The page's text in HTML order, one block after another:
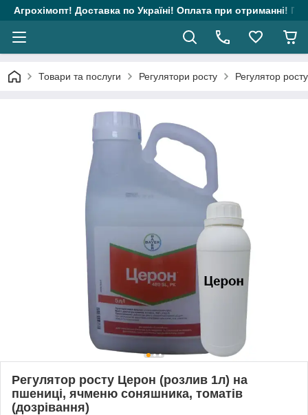
Агрохімопт! Доставка по Україні! Оплата при отриманні!
Товари та послуги Регулятори росту Регулятор
Регулятор росту Церон (розлив 1л) на
пшениці, ячменю соняшника, томатів
(дозрівання)